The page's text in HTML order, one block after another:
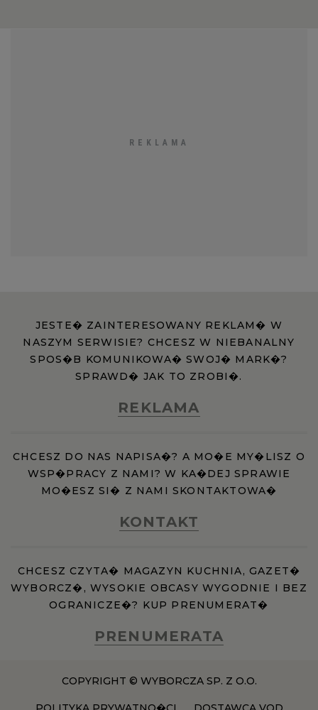
JESTE� ZAINTERESOWANY REKLAM� W
NASZYM SERWISIE? CHCESZ W NIEBANALNY
SPOS�B KOMUNIKOWA� SWOJ� MARK�?
SPRAWD� JAK TO ZROBI�.
REKLAMA
CHCESZ DO NAS NAPISA�? A MO�E MY�LISZ O
WSP�PRACY Z NAMI? W KA�DEJ SPRAWIE
MO�ESZ SI� Z NAMI SKONTAKTOWA�
KONTAKT
CHCESZ CZYTA� MAGAZYN KUCHNIA, GAZET�
WYBORCZ�, WYSOKIE OBCASY WYGODNIE I BEZ
OGRANICZE�? KUP PRENUMERAT�
PRENUMERATA
COPYRIGHT © WYBORCZA SP. Z O.O.